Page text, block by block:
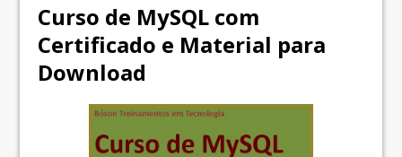
Curso de MySQL com
Certificado e Material para
Download